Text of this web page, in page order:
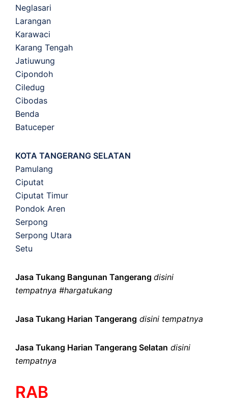
Neglasari
Larangan
Karawaci
Karang Tengah
Jatiuwung
Cipondoh
Ciledug
Cibodas
Benda
Batuceper
KOTA TANGERANG SELATAN
Pamulang
Ciputat
Ciputat Timur
Pondok Aren
Serpong
Serpong Utara
Setu
Jasa Tukang Bangunan Tangerang disini
tempatnya #hargatukang
Jasa Tukang Harian Tangerang disini tempatnya
Jasa Tukang Harian Tangerang Selatan disini
tempatnya
RAB